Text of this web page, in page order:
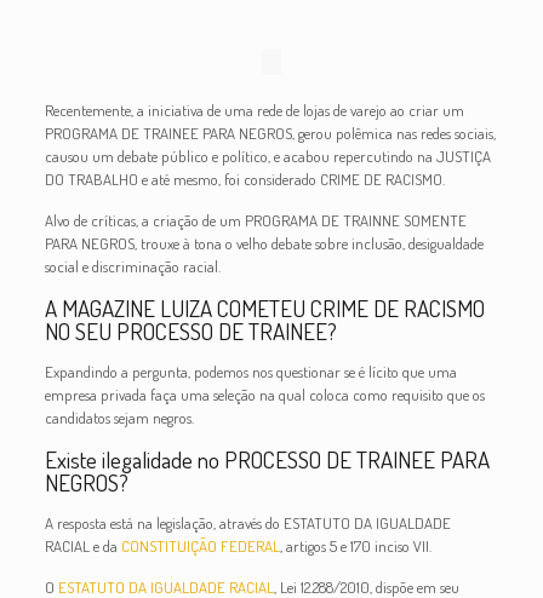
Recentemente, a iniciativa de uma rede de lojas de varejo ao criar um
PROGRAMA DE TRAINEE PARA NEGROS, gerou polêmica nas redes sociais,
causou um debate público e político, e acabou repercutindo na JUSTIÇA
DO TRABALHO e até mesmo, foi considerado CRIME DE RACISMO.
Alvo de críticas, a criação de um PROGRAMA DE TRAINNE SOMENTE
PARA NEGROS, trouxe à tona o velho debate sobre inclusão,desigualdade
social e discriminação racial.
A MAGAZINE LUIZA COMETEU CRIME DE RACISMO
NO SEU PROCESSO DE TRAINEE?
Expandindo a pergunta, podemos nos questionar se é lícito que uma
empresa privada faça uma seleção na qual coloca como requisito que os
candidatos sejam negros.
Existe ilegalidade no PROCESSO DE TRAINEE PARA
NEGROS?
A resposta está na legislação, através do ESTATUTO DA IGUALDADE
RACIAL e da CONSTITUIÇÃO FEDERAL , artigos 5 e 170 inciso VII.
O ESTATUTO DA IGUALDADE RACIAL
, Lei 12.288/2010, dispõe em seu